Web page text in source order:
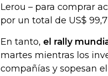
Lerou – para comprar
por un total de US$
En tanto, el rally
martes mientras los
compañías y sopesan